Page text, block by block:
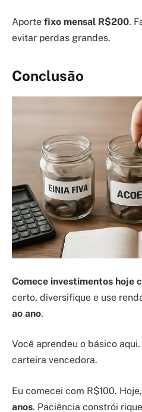
Aporte fixo mensal R$200.
evitar perdas grandes.
Conclusão
Comece investimentos hoje
certo, diversifique e use
ao ano.
Você aprendeu o básico
carteira vencedora.
Eu comecei com R$100.
anos. Paciência constrói